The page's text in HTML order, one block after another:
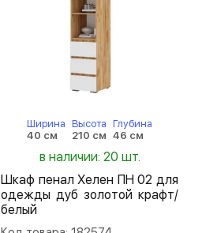
Ширина
40 см
Высота
210 см
Глубина
46 см
в наличии: 20 шт.
Шкаф пенал Хелен ПН 02 для
одежды дуб золотой крафт/
белый